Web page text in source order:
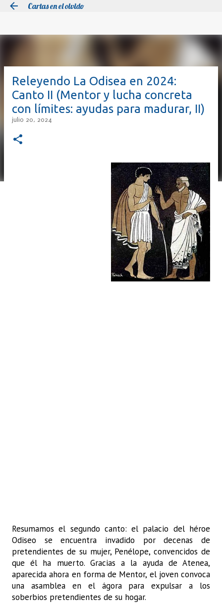
Cartas en el olvido
Releyendo La Odisea en 2024:
Canto II (Mentor y lucha concreta
con límites: ayudas para madurar, II)
julio 20, 2024
Resumamos el segundo canto: el palacio del héroe
Odiseo se encuentra invadido por decenas de
pretendientes de su mujer, Penélope, convencidos de
que él ha muerto. Gracias a la ayuda de Atenea,
aparecida ahora en forma de Mentor, el joven convoca
una asamblea en el ágora para expulsar a los
soberbios pretendientes de su hogar.